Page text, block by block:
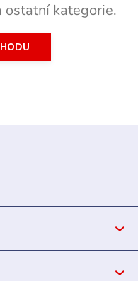
ostatní kategorie.